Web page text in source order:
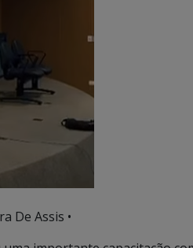
De Assis •